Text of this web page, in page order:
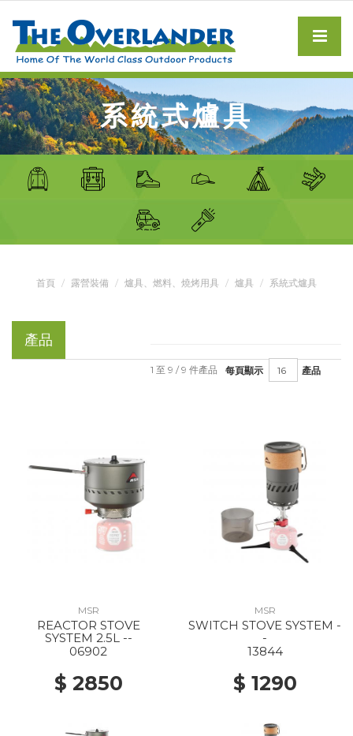
系統式爐具
首頁 露營裝備 爐具、燃料、燒烤用具 爐具 系統式爐具
產品
每頁顯示 產品
1 至 9 / 9 件產品
MSR
REACTOR STOVE
SYSTEM 2.5L --
06902
$ 2850
MSR
SWITCH STOVE SYSTEM -
-
13844
$ 1290